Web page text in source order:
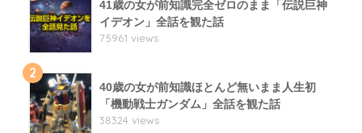
41歳の女が前知識完全ゼロのまま「伝説巨神
イデオン」全話を観た話
75961 views
2
40歳の女が前知識ほとんど無いまま人生初
「機動戦士ガンダム」全話を観た話
38324 views